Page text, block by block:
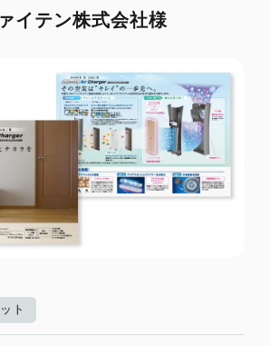
イテン株式会社様
ト